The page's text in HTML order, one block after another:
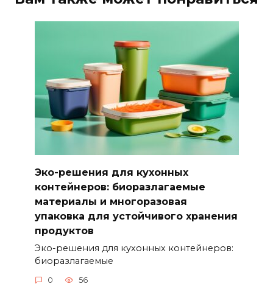
Эко-решения для кухонных
контейнеров: биоразлагаемые
материалы и многоразовая
упаковка для устойчивого хранения
продуктов
Эко-решения для кухонных контейнеров:
биоразлагаемые
0 56